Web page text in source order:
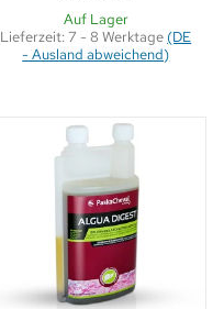
Auf Lager
Lieferzeit:7 - 8 Werktage (DE
- Ausland abweichend)